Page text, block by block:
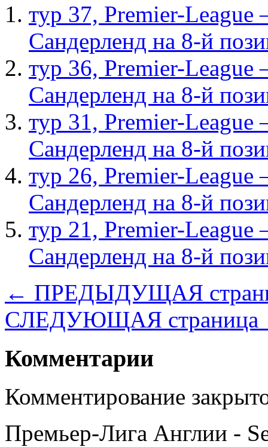
тур 37, Рremier-
Сандерленд на 8-й
тур 36, Рremier-
Сандерленд на 8-й
тур 31, Рremier-
Сандерленд на 8-й
тур 26, Рremier-
Сандерленд на 8-й
тур 21, Рremier-
Сандерленд на 8-й
← ПРЕДЫДУЩАЯ
СЛЕДУЮЩАЯ
Комментарии
Комментирование
Премьер-Лига Англии -